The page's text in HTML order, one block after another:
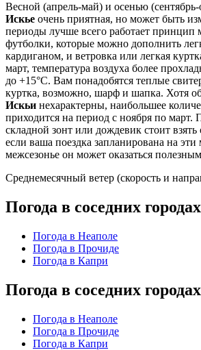
Весной (апрель-май) и осенью (сентябрь-
Искье очень приятная, но может быть
периоды лучше всего работает принцип
футболки, которые можно дополнить
кардиганом, и ветровка или легкая
март, температура воздуха более
до +15°C. Вам понадобятся теплые
куртка, возможно, шарф и шапка. Хотя
Искьи нехарактерны, наибольшее
приходится на период с ноября по март.
складной зонт или дождевик стоит
если ваша поездка запланирована на
межсезонье он может оказаться
Среднемесячный ветер (скорость и
Погода в соседних городах
Погода в Неаполе
Погода в Прочиде
Погода в Капри
Погода в соседних городах
Погода в Неаполе
Погода в Прочиде
Погода в Капри